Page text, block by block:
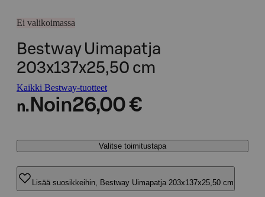
Ei valikoimassa
Bestway Uimapatja
203x137x25,50 cm
Kaikki Bestway-tuotteet
n. Noin26,00 €
Valitse toimitustapa
Lisää suosikkeihin, Bestway Uimapatja 203x137x25,50 cm